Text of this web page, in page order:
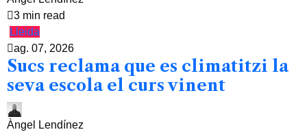
3 min read
Lleida
ag. 07, 2026
Sucs reclama que es climatitzi la
seva escola el curs vinent
Àngel Lendínez